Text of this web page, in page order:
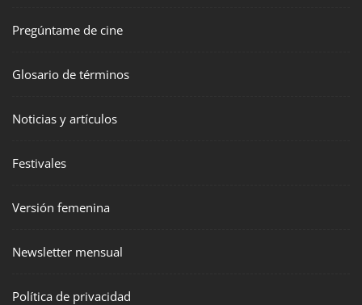
Pregúntame de cine
Glosario de términos
Noticias y artículos
Festivales
Versión femenina
Newsletter mensual
Política de privacidad